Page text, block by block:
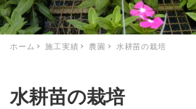
ホーム 施工実績 農園 水耕苗の栽培
水耕苗の栽培